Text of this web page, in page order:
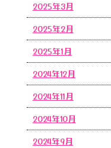
2025年3月
2025年2月
2025年1月
2024年12月
2024年11月
2024年10月
2024年9月